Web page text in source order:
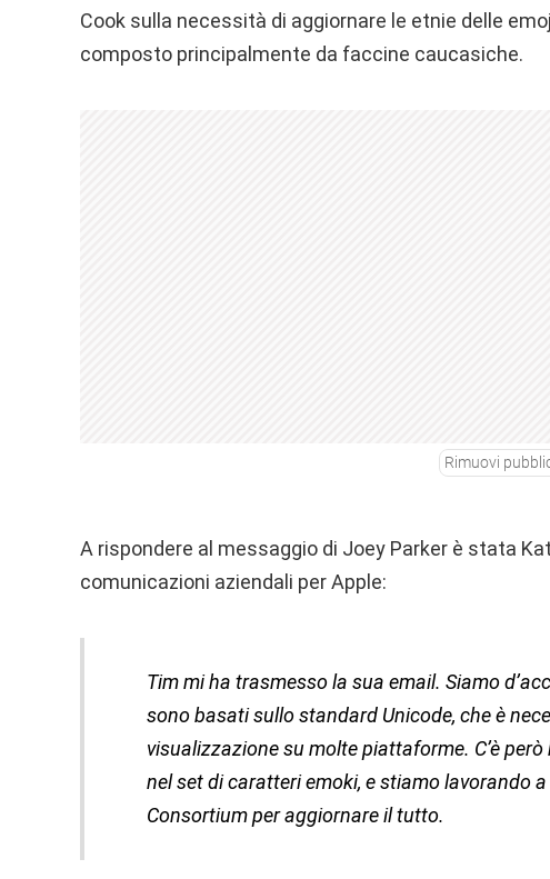
Cook sulla necessità di aggiornare le etnie delle
composto principalmente da faccine caucasiche.
Rimuovi
A rispondere al messaggio di Joey Parker è stata
comunicazioni aziendali per Apple:
Tim mi ha trasmesso la sua email. Siamo
sono basati sullo standard Unicode, che è
visualizzazione su molte piattaforme. C’è
nel set di caratteri emoki, e stiamo lavorando
Consortium per aggiornare il tutto.